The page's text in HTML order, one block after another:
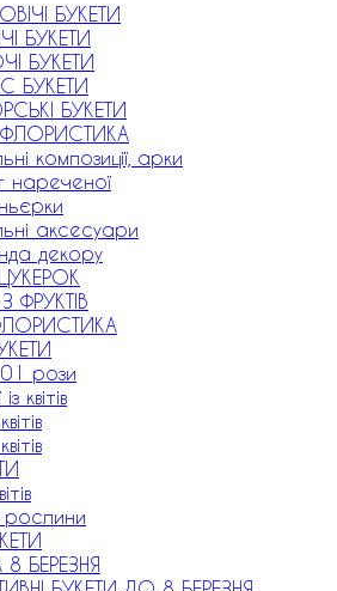
БУКЕТИ
БУКЕТИ
БУКЕТИ
БУКЕТИ
БУКЕТИ
ФЛОРИСТИКА
композиції, арки
нареченої
аксесуари
декору
ФРУКТІВ
рози
квітів
рослини
8 БЕРЕЗНЯ